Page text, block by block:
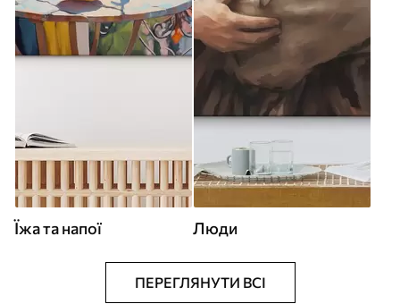
Їжа та напої Люди
ПЕРЕГЛЯНУТИ ВСІ